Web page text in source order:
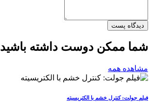
دیدگاه پست
شما ممکن دوست داشته باشید
مشاهده همه
فیلم جولت: کنترل خشم با الکتریسیته